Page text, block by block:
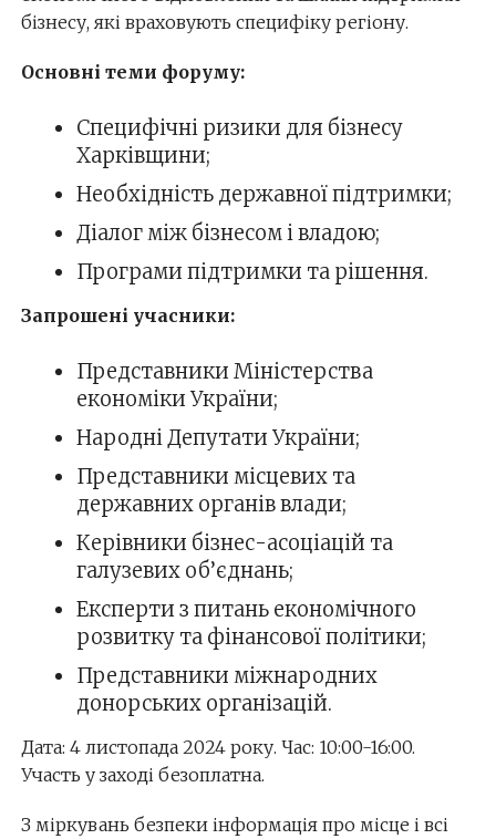
бізнесу, які враховують специфіку регіону.
Основні теми форуму:
Специфічні ризики для бізнесу
Харківщини;
Необхідність державної підтримки;
Діалог між бізнесом і владою;
Програми підтримки та рішення.
Запрошені учасники:
Представники Міністерства
економіки України;
Народні Депутати України;
Представники місцевих та
державних органів влади;
Керівники бізнес-асоціацій та
галузевих об’єднань;
Експерти з питань економічного
розвитку та фінансової політики;
Представники міжнародних
донорських організацій.
Дата: 4 листопада 2024 року. Час: 10:00-16:00.
Участь у заході безоплатна.
З міркувань безпеки інформація про місце і всі